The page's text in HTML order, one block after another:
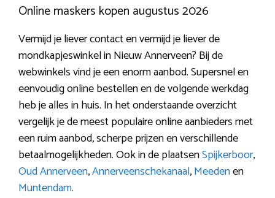
Online maskers kopen augustus 2026
Vermijd je liever contact en vermijd je liever de
mondkapjeswinkel in Nieuw Annerveen? Bij de
webwinkels vind je een enorm aanbod. Supersnel en
eenvoudig online bestellen en de volgende werkdag
heb je alles in huis. In het onderstaande overzicht
vergelijk je de meest populaire online aanbieders met
een ruim aanbod, scherpe prijzen en verschillende
betaalmogelijkheden. Ook in de plaatsenSpijkerboor,
Oud Annerveen,Annerveenschekanaal,Meedenen
Muntendam.